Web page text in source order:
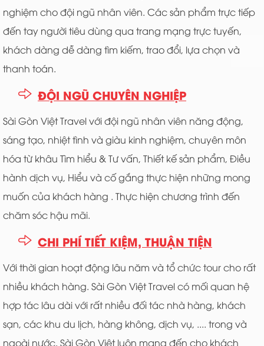
nghiệm cho đội ngũ nhân viên. Các sản phẩm trực tiếp
đến tay người tiêu dùng qua trang mạng trực tuyến,
khách dàng dễ dàng tìm kiếm, trao đổi, lựa chọn và
thanh toán.
ĐỘI NGŨ CHUYÊN NGHIỆP
Sài Gòn Việt Travel với đội ngũ nhân viên năng động,
sáng tạo, nhiệt tình và giàu kinh nghiệm, chuyên môn
hóa từ khâu Tìm hiểu & Tư vấn, Thiết kế sản phẩm, Điều
hành dịch vụ, Hiểu và cố gắng thực hiện những mong
muốn của khách hàng . Thực hiện chương trình đến
chăm sóc hậu mãi.
CHI PHÍ TIẾT KIỆM, THUẬN TIỆN
Với thời gian hoạt động lâu năm và tổ chức tour cho rất
nhiều khách hàng. Sài Gòn Việt Travel có mối quan hệ
hợp tác lâu dài với rất nhiều đối tác nhà hàng, khách
sạn, các khu du lịch, hàng không, dịch vụ, .... trong và
ngoài nước. Sài Gòn Việt luôn mang đến cho khách